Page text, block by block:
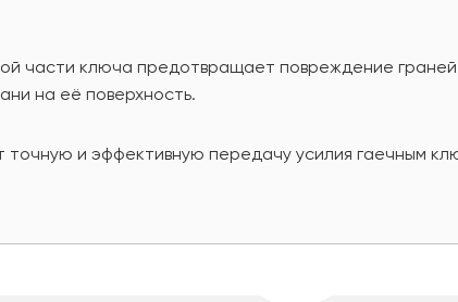
части ключа предотвращает повреждение
на её поверхность.
и эффективную передачу усилия гаечным